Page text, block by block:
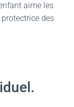
aime les
des